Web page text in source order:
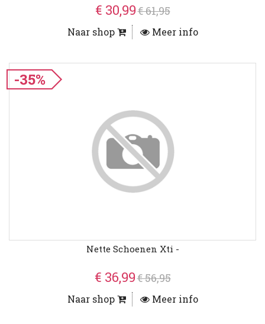
€ 30,99€ 61,95
Naar shop Meer info
-35%
Nette Schoenen Xti -
€ 36,99€ 56,95
Naar shop Meer info